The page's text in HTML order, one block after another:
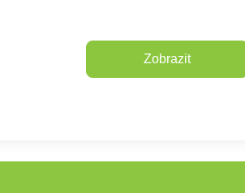
Zobrazit